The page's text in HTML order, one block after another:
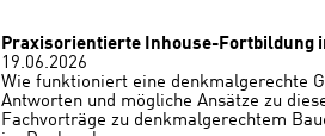
Praxisorientierte Inhouse-Fortbildung
19.06.2026
Wie funktioniert eine denkmalgerechte
Antworten und mögliche Ansätze zu
Fachvorträge zu denkmalgerechtem